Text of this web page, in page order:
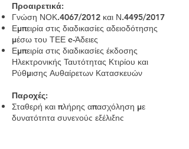
Προαιρετικά:
Γνώση ΝΟΚ.4067/2012 και Ν.4495/2017
Εμπειρία στις διαδικασίες αδειοδότησης
μέσω του ΤΕΕ e-Άδειες
Εμπειρία στις διαδικασίες έκδοσης
Ηλεκτρονικής Ταυτότητας Κτιρίου και
Ρύθμισης Αυθαίρετων Κατασκευών
Παροχές:
Σταθερή και πλήρης απασχόληση με
δυνατότητα συνεχούς εξέλιξης